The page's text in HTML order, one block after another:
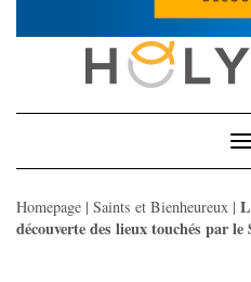
Homepage | Saints et Bienheureux |
découverte des lieux touchés par le